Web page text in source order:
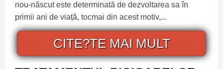
nou-născut este determinată de dezvoltarea sa în
primii ani de viață, tocmai din acest motiv,...
CITE?TE MAI MULT